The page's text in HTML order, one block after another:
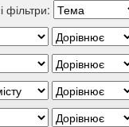
фільтри: